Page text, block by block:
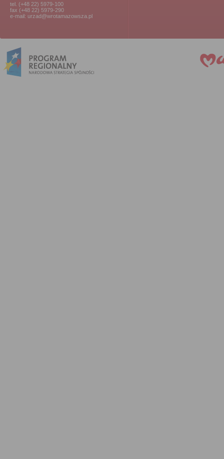
tel. (+48 22) 5979-100
fax (+48 22) 5979-290
e-mail: urzad@wrotamazowsza.pl